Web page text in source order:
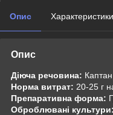
Опис Характеристики
Опис
Діюча речовина:
Норма витрат: 20-25 г
Препаративна форма:
Оброблювані культури: